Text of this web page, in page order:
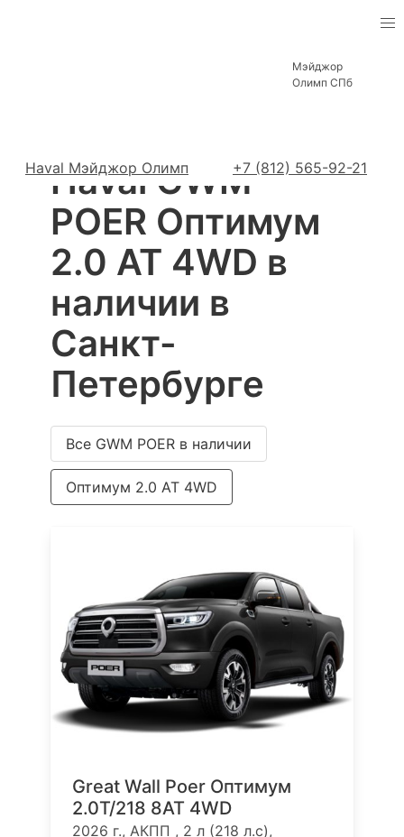
Мэйджор
Олимп СПб
Haval Мэйджор Олимп +7 (812) 565-92-21
Haval GWM
POER Оптимум
2.0 AT 4WD в
наличии в
Санкт-
Петербурге
Все GWM POER в наличии
Оптимум 2.0 AT 4WD
Great Wall Poer Оптимум
2.0T/218 8AT 4WD
2026 г., АКПП , 2 л (218 л.с),